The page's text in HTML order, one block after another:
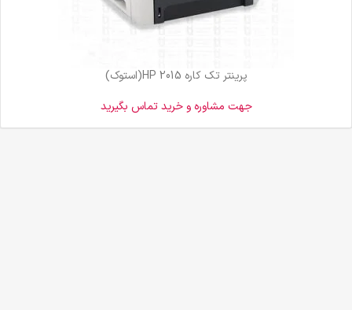
پرینتر تک کاره HP 2015(استوک)
جهت مشاوره و خرید تماس بگیرید